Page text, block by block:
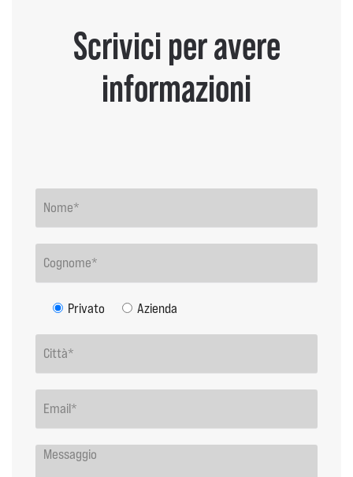
Scrivici per avere
informazioni
Privato Azienda